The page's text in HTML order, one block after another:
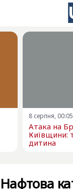
8 серпня, 00:05
Атака на
Київщини:
дитина
Нафтова